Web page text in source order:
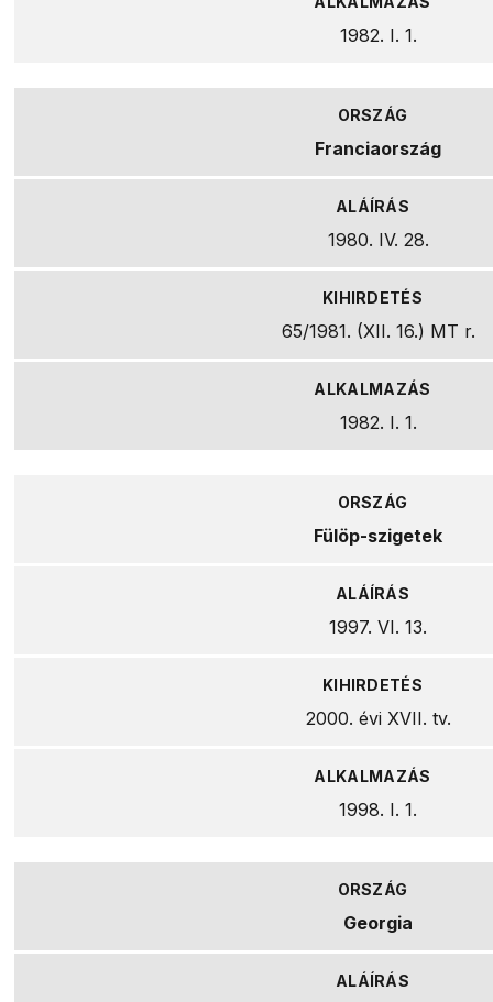
1982. I. 1.
Franciaország
1980. IV. 28.
65/1981. (XII. 16.) MT r.
1982. I. 1.
Fülöp-szigetek
1997. VI. 13.
2000. évi XVII. tv.
1998. I. 1.
Georgia